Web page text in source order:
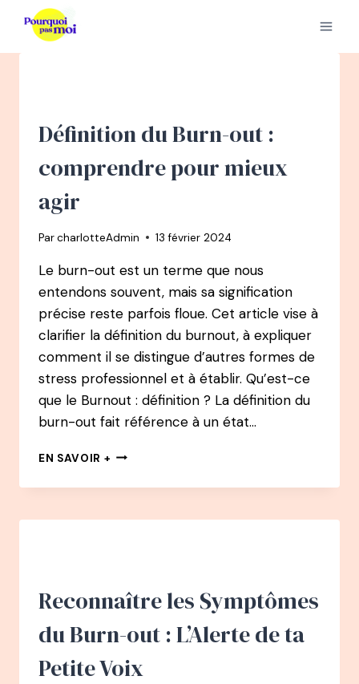
contenu
Définition du Burn-out :
comprendre pour mieux
agir
ParcharlotteAdmin 13 février 2024
Le burn-out est un terme que nous
entendons souvent, mais sa signification
précise reste parfois floue. Cet article vise à
clarifier la définition du burnout, à expliquer
comment il se distingue d’autres formes de
stress professionnel et à établir. Qu’est-ce
que le Burnout : définition ? La définition du
burn-out fait référence à un état…
EN SAVOIR + DÉFINITION
BURN-
:
AGIR
Reconnaître les Symptômes
du Burn-out : L’Alerte de ta
Petite Voix